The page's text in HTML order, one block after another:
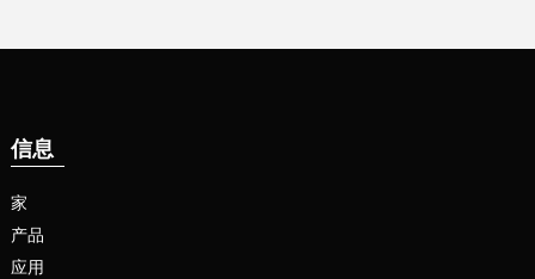
信息
家
产品
应用